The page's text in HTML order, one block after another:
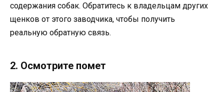
содержания собак. Обратитесь к владельцам других
щенков от этого заводчика, чтобы получить
реальную обратную связь.
2. Осмотрите помет